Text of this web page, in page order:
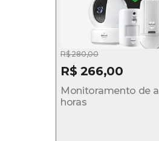
R$ 280,00
R$ 266,00
Monitoramento de
horas